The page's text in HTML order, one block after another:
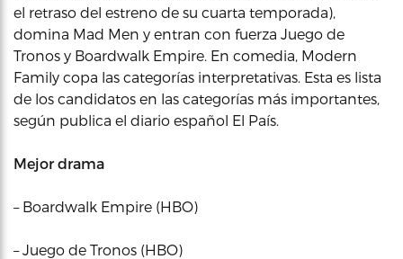
el retraso del estreno de su cuarta temporada),
domina Mad Men y entran con fuerza Juego de
Tronos y Boardwalk Empire. En comedia, Modern
Family copa las categorías interpretativas. Esta es lista
de los candidatos en las categorías más importantes,
según publica el diario español El País.
Mejor drama
– Boardwalk Empire (HBO)
– Juego de Tronos (HBO)